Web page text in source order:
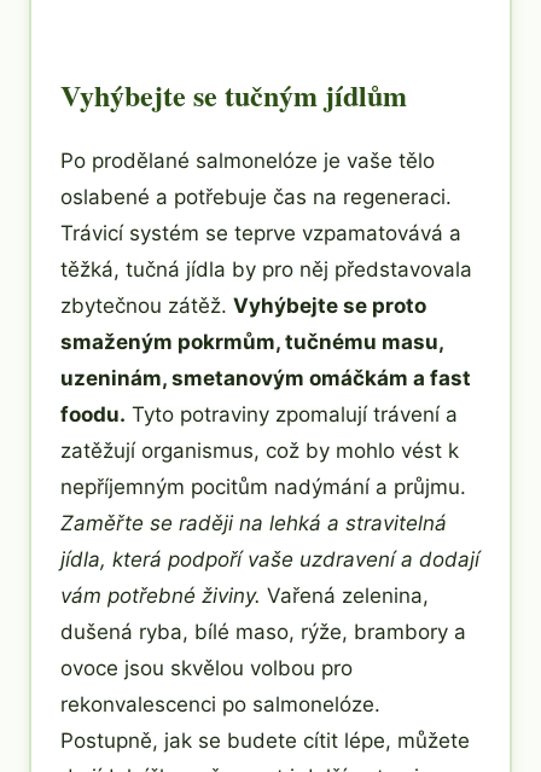
Vyhýbejte se tučným jídlům
Po prodělané salmonelóze je vaše tělo
oslabené a potřebuje čas na regeneraci.
Trávicí systém se teprve vzpamatovává a
těžká, tučná jídla by pro něj představovala
zbytečnou zátěž. Vyhýbejte se proto
smaženým pokrmům, tučnému masu,
uzeninám, smetanovým omáčkám a fast
foodu. Tyto potraviny zpomalují trávení a
zatěžují organismus, což by mohlo vést k
nepříjemným pocitům nadýmání a průjmu.
Zaměřte se raději na lehká a stravitelná
jídla, která podpoří vaše uzdravení a dodají
vám potřebné živiny. Vařená zelenina,
dušená ryba, bílé maso, rýže, brambory a
ovoce jsou skvělou volbou pro
rekonvalescenci po salmonelóze.
Postupně, jak se budete cítit lépe, můžete